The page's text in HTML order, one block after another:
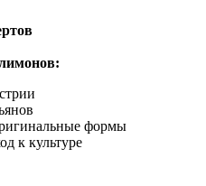
формы
к культуре